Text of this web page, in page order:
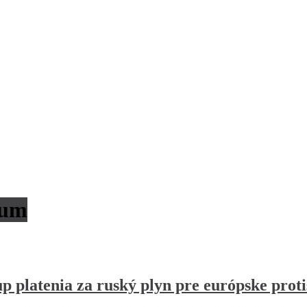
platenia za ruský plyn pre európske